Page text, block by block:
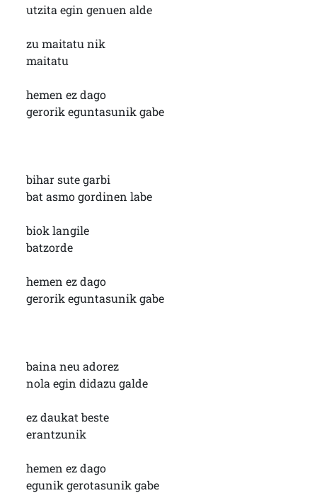
utzita egin genuen alde
zu maitatu nik
maitatu
hemen ez dago
gerorik eguntasunik gabe
bihar sute garbi
bat asmo gordinen labe
biok langile
batzorde
hemen ez dago
gerorik eguntasunik gabe
baina neu adorez
nola egin didazu galde
ez daukat beste
erantzunik
hemen ez dago
egunik gerotasunik gabe